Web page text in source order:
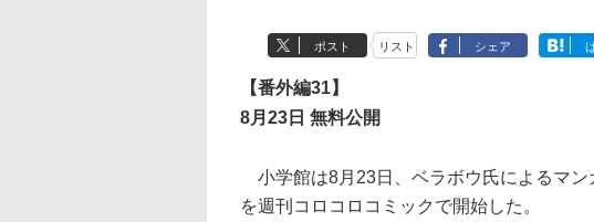
ポスト リスト シェア
【番外編31】
8月23日 無料公開
小学館は8月23日、ベラボウ氏によるマン
を週刊コロコロコミックで開始した。